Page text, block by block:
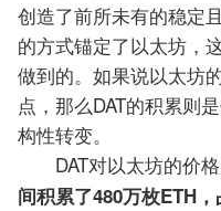
创造了前所未有的稳定
的方式锚定了以太坊，
做到的。如果说以太坊
点，那么DAT的积累则
构性转变。
DAT对以太坊的价
间积累了480万枚ETH